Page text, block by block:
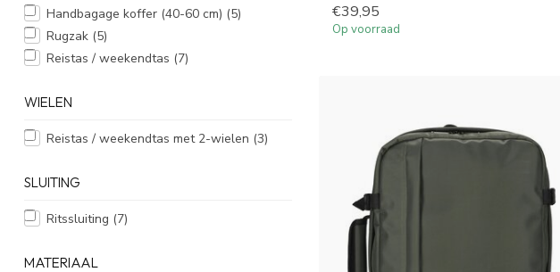
Handbagage koffer (40-60 cm) (5)
Rugzak (5)
Reistas / weekendtas (7)
WIELEN
Reistas / weekendtas met 2-wielen (3)
SLUITING
Ritssluiting (7)
MATERIAAL
€39,95
Op voorraad